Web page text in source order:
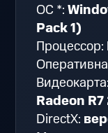
ОС *:
Pack 1)
Процессор:
Radeon
DirectX: